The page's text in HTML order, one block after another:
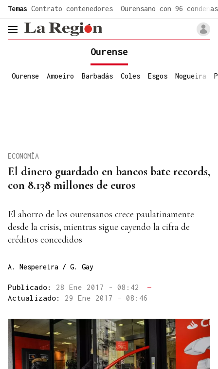
Temas Contrato contenedores Ourensano con 96 condenas
header.menu.open
Ourense
Ourense Amoeiro Barbadás Coles Esgos Nogueira
El dinero guardado en bancos bate records,
con 8.138 millones de euros
ECONOMÍA
El ahorro de los ourensanos crece paulatinamente
desde la crisis, mientras sigue cayendo la cifra de
créditos concedidos
A. Nespereira / G. Gay
Publicado: 28 Ene 2017 - 08:42
—
Actualizado: 29 Ene 2017 - 08:46